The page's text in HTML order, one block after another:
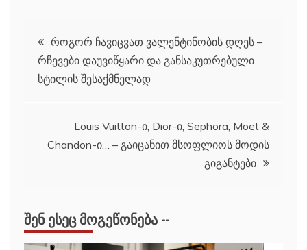
პოსტის
ნავიგაცია
როგორ ჩავიცვათ ვალენტინობის დღეს –
რჩევები დაუვიწყარი და განსაკუთრებული
სტილის შესაქმნელად
Louis Vuitton-ი, Dior-ი, Sephora, Moët &
Chandon-ი… – გაიცანით მსოფლიოს მოდის
გიგანტები
ᲨᲔᲜ ᲔᲡᲔᲪ ᲛᲝᲒᲔᲬᲝᲜᲔᲑᲐ --